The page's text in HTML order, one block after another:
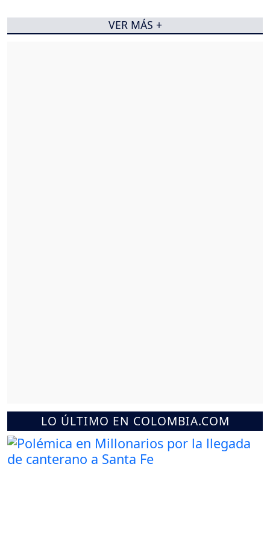
LO ÚLTIMO EN COLOMBIA.COM
VER MÁS +